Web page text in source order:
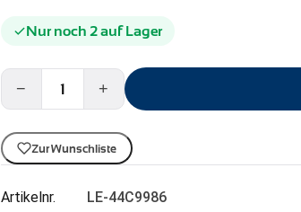
Nur noch 2 auf Lager
− +
Zur Wunschliste
Artikelnr.
LE-44C9986